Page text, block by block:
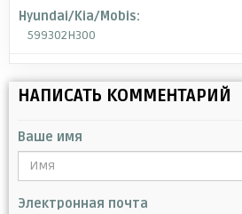
Hyundai/Kia/Mobis:
599302H300
НАПИСАТЬ КОММЕНТАРИЙ
Ваше имя
Электронная почта